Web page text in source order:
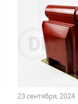
23 сентября, 2024